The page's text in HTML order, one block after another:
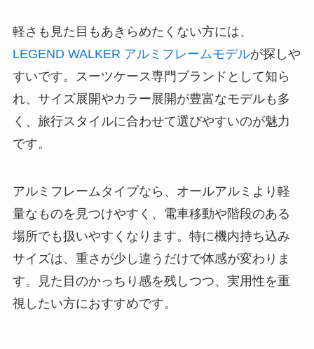
軽さも見た目もあきらめたくない方には、
LEGEND WALKER アルミフレームモデルが探しや
すいです。スーツケース専門ブランドとして知ら
れ、サイズ展開やカラー展開が豊富なモデルも多
く、旅行スタイルに合わせて選びやすいのが魅力
です。
アルミフレームタイプなら、オールアルミより軽
量なものを見つけやすく、電車移動や階段のある
場所でも扱いやすくなります。特に機内持ち込み
サイズは、重さが少し違うだけで体感が変わりま
す。見た目のかっちり感を残しつつ、実用性を重
視したい方におすすめです。